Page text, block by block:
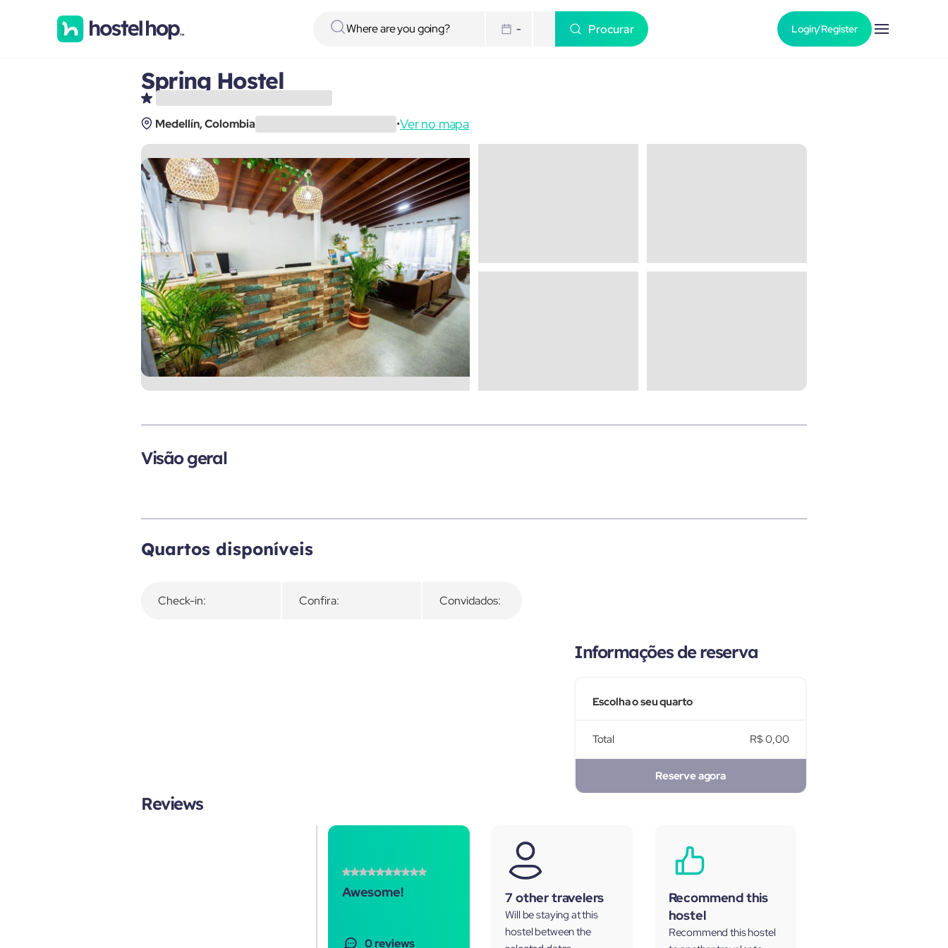
- Procurar Login/Register
Spring Hostel
Medellín, Colombia •Ver no mapa
Visão geral
Quartos disponíveis
Check-in: Confira: Convidados:
Informações de reserva
Escolha o seu quarto
Total R$ 0,00
Reserve agora
Reviews
Awesome!
0 reviews
7 other travelers
Will be staying at this
hostel between the
Recommend this
hostel
Recommend this hostel